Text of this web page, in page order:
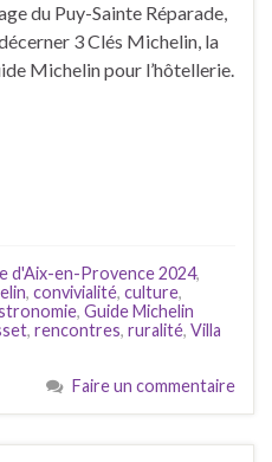
du Puy-Sainte Réparade,
3 Clés Michelin, la
Michelin pour l’hôtellerie.
d'Aix-en-Provence 2024,
, convivialité, culture,
, Guide Michelin
, rencontres, ruralité, Villa
Faire un commentaire